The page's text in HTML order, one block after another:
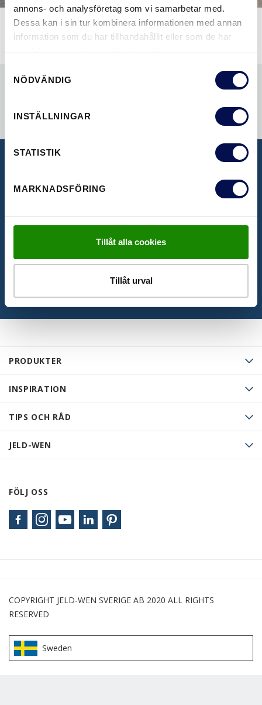
annons- och analysföretag som vi samarbetar med.
Dessa kan i sin tur kombinera informationen med annan
information som du har tillhandahållit eller som de har
samlat in när du har använt deras tjänster.
NÖDVÄNDIG
INSTÄLLNINGAR
STATISTIK
MARKNADSFÖRING
Tillåt alla cookies
Tillåt urval
PRODUKTER
INSPIRATION
TIPS OCH RÅD
JELD-WEN
FÖLJ OSS
COPYRIGHT JELD-WEN SVERIGE AB 2020 ALL RIGHTS
RESERVED
Sweden